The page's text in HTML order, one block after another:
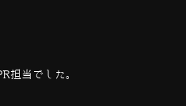
担当でした。